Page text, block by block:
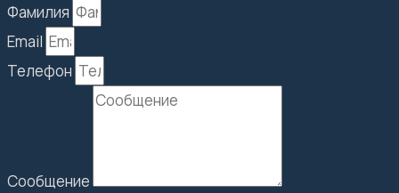
Фамилия
Email
Телефон
Сообщение